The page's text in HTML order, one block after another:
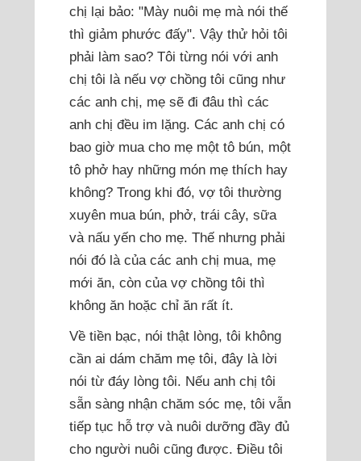
chị lại bảo: "Mày nuôi mẹ mà nói thế
thì giảm phước đấy". Vậy thử hỏi tôi
phải làm sao? Tôi từng nói với anh
chị tôi là nếu vợ chồng tôi cũng như
các anh chị, mẹ sẽ đi đâu thì các
anh chị đều im lặng. Các anh chị có
bao giờ mua cho mẹ một tô bún, một
tô phở hay những món mẹ thích hay
không? Trong khi đó, vợ tôi thường
xuyên mua bún, phở, trái cây, sữa
và nấu yến cho mẹ. Thế nhưng phải
nói đó là của các anh chị mua, mẹ
mới ăn, còn của vợ chồng tôi thì
không ăn hoặc chỉ ăn rất ít.
Về tiền bạc, nói thật lòng, tôi không
cần ai dám chăm mẹ tôi, đây là lời
nói từ đáy lòng tôi. Nếu anh chị tôi
sẵn sàng nhận chăm sóc mẹ, tôi vẫn
tiếp tục hỗ trợ và nuôi dưỡng đầy đủ
cho người nuôi cũng được. Điều tôi